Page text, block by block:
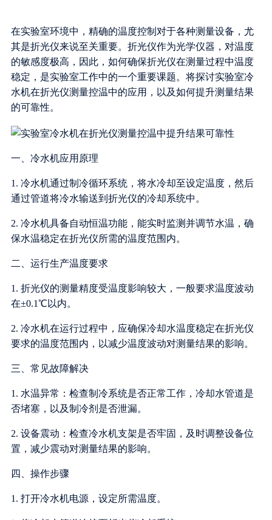
在实验室环境中，精确的温度控制对于各种测量设备，尤
其是折光仪来说至关重要。折光仪作为光学仪器，对温度
的敏感度极高，因此，如何确保折光仪在测量过程中温度
稳定，是实验室工作中的一个重要课题。将探讨实验室冷
水机在折光仪测量控温中的应用，以及如何提升测量结果
的可靠性。
一、冷水机应用原理
1. 冷水机通过制冷循环系统，将水冷却至设定温度，然后
通过管道将冷水输送到折光仪的冷却系统中。
2. 冷水机具备自动恒温功能，能实时监测并调节水温，确
保水温稳定在折光仪所需的温度范围内。
二、运行生产温度要求
1. 折光仪的测量精度受温度影响较大，一般要求温度波动
在±0.1℃以内。
2. 冷水机在运行过程中，应确保冷却水温度稳定在折光仪
要求的温度范围内，以减少温度波动对测量结果的影响。
三、常见故障解决
1. 水温异常：检查制冷系统是否正常工作，冷却水管道是
否堵塞，以及制冷剂是否泄漏。
2. 设备震动：检查冷水机支架是否牢固，及时调整设备位
置，减少震动对测量结果的影响。
四、操作步骤
1. 打开冷水机电源，设定所需温度。